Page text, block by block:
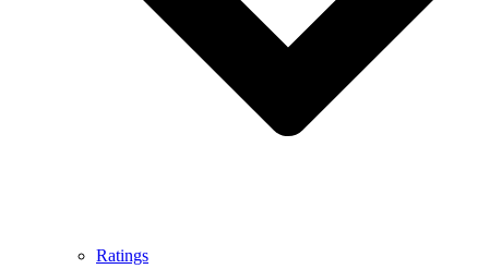
Ratings